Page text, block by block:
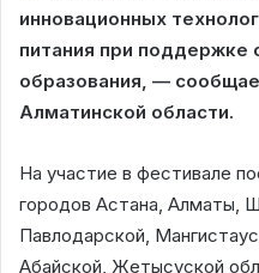
инновационных
питания при поддержке
образования, —
Алматинской области.
На участие в фестивале
городов Астана, Алматы,
Павлодарской,
Абайской, Жетысуской